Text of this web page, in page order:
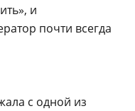
и
почти всегда
с одной из